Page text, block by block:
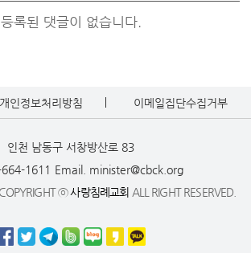
등록된 댓글이 없습니다.
개인정보처리방침 이메일집단수집거부
인천 남동구 서창방산로 83
1611 Email. minister@cbck.org
ⓒ사랑침례교회 ALL RIGHT RESERVED.